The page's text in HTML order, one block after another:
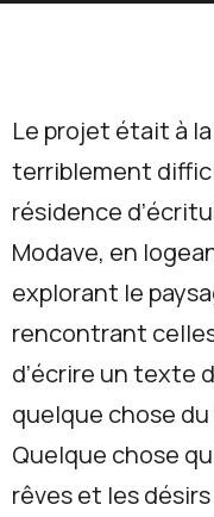
Le projet était à
terriblement
résidence
Modave, en
explorant le
rencontrant
d’écrire un texte
quelque chose
Quelque chose
rêves et les